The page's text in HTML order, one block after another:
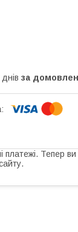
за
платежі. Тепер